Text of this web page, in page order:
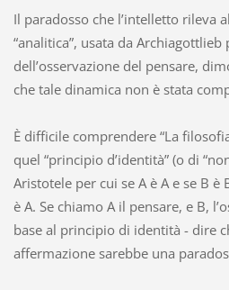
Il paradosso che l’intelletto rileva
“analitica”, usata da
dell’osservazione del pensare,
che tale dinamica non è stata
È difficile comprendere “La
quel “principio d’identità” (o di
Aristotele per cui se A è A e se B è
è A. Se chiamo A il pensare, e B,
base al principio di identità - dire
affermazione sarebbe una